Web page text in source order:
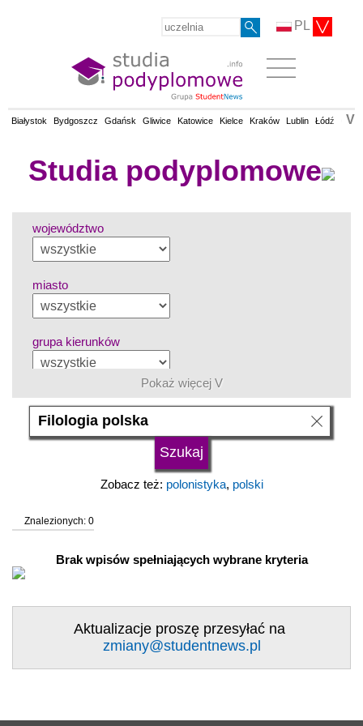
PL
Białystok Bydgoszcz Gdańsk Gliwice Katowice Kielce Kraków Lublin Łódź V
Studia podyplomowe
województwo
miasto
grupa kierunków
język
Pokaż więcej V
Zobacz też: polonistyka, polski
Znalezionych: 0
Brak wpisów spełniających wybrane kryteria
Aktualizacje proszę przesyłać na
zmiany@studentnews.pl